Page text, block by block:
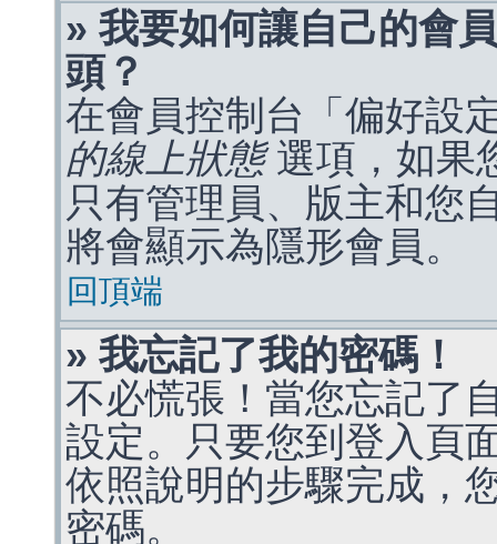
» 我要如何讓自己的會
頭？
在會員控制台「偏好設
的線上狀態選項，如果
只有管理員、版主和您
將會顯示為隱形會員。
回頂端
» 我忘記了我的密碼！
不必慌張！當您忘記了
設定。只要您到登入頁
依照說明的步驟完成，
密碼。